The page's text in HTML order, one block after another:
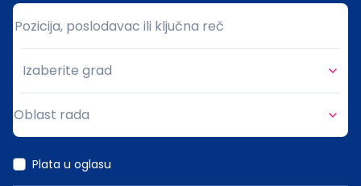
Pozicija, poslodavac ili ključna reč
Pozicija, poslodavac ili ključna reč
Grad
Izaberite grad
Oblast rada
Plata u oglasu